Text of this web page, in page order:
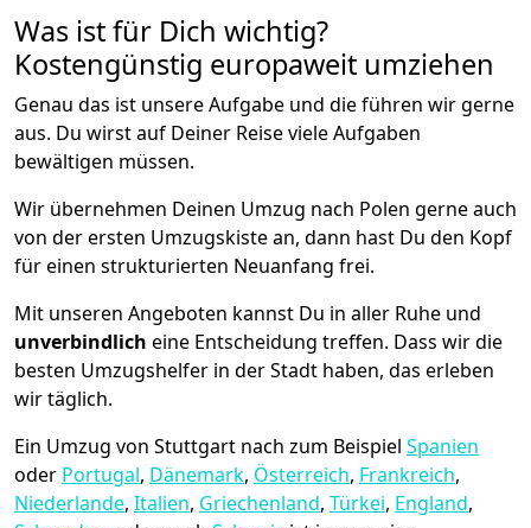
Was ist für Dich wichtig?
Kostengünstig europaweit umziehen
Genau das ist unsere Aufgabe und die führen wir gerne
aus. Du wirst auf Deiner Reise viele Aufgaben
bewältigen müssen.
Wir übernehmen Deinen Umzug nach Polen gerne auch
von der ersten Umzugskiste an, dann hast Du den Kopf
für einen strukturierten Neuanfang frei.
Mit unseren Angeboten kannst Du in aller Ruhe und
unverbindlich eine Entscheidung treffen. Dass wir die
besten Umzugshelfer in der Stadt haben, das erleben
wir täglich.
Ein Umzug von Stuttgart nach zum Beispiel Spanien
oder Portugal, Dänemark, Österreich, Frankreich,
Niederlande, Italien, Griechenland, Türkei, England,